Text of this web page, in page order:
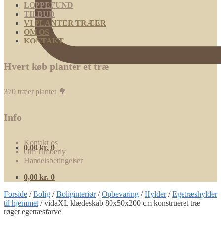
0,00kr. 0
LOPPEFUND
TILBUD
VI PLANTER TRÆER
OM OS
KONTAKT
Hvert køb planter et træ
370 træer plantet 🌳
Info
Kontakt os
Om Timberly
Handelsbetingelser
0,00 kr. 0
Forside /Bolig /Boliginteriør/Opbevaring /Hylder/Egetræshylder
til hjemmet /vidaXL klædeskab 80x50x200 cm konstrueret træ
røget egetræsfarve